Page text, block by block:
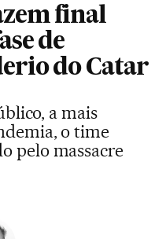
final
de
do Catar
a mais
o time
pelo massacre